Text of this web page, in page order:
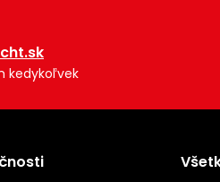
kedykoľvek